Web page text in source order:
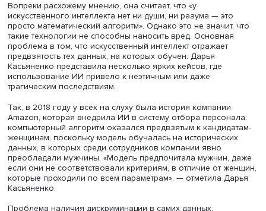
Алгоритмы в темных очках: кто научил машину
ошибки?
Свое выступление «Неэтичный мир ИИ и темные дела
компаний-разработчиков» академический
программы «Инженерия данных»Дарья Касьяненко
развенчания популярных мифов о природе
интеллекта.
Вопреки расхожему мнению, она считает, что «у
искусственного интеллекта нет ни души, ни разума —
просто математический алгоритм». Однако это не
такие технологии не способны наносить вред.
проблема в том, что искусственный интеллект отражает
предвзятость тех данных, на которых обучен. Дарья
Касьяненко представила несколько ярких кейсов, где
использование ИИ привело к неэтичным или даже
трагическим последствиям.